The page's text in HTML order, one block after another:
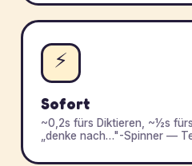
⚡
Sofort
~0,2s fürs Diktieren, ~½s
„denke nach…"-Spinner —